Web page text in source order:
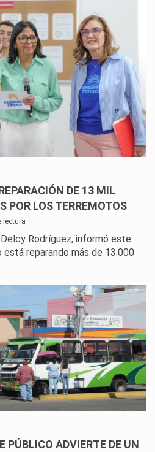
DE 13 MIL
POR LOS TERREMOTOS
lectura
Rodríguez, informó este
está reparando más de 13.000
PÚBLICO ADVIERTE DE UN